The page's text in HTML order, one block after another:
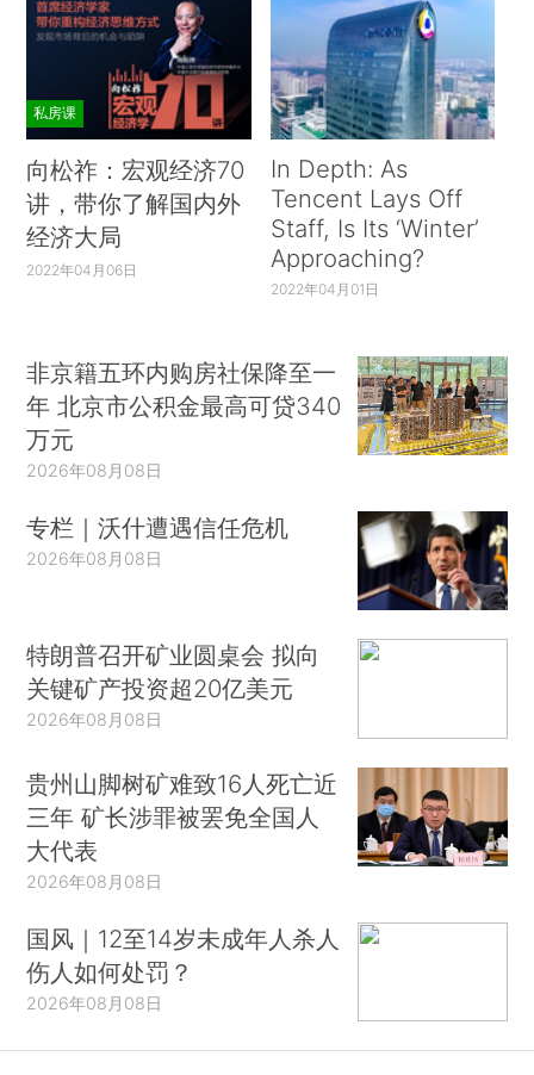
私房课
向松祚：宏观经济70
讲，带你了解国内外
经济大局
2022年04月06日
In Depth: As
Tencent Lays Off
Staff, Is Its ‘Winter’
Approaching?
2022年04月01日
非京籍五环内购房社保降至一
年 北京市公积金最高可贷340
万元
2026年08月08日
专栏｜沃什遭遇信任危机
2026年08月08日
特朗普召开矿业圆桌会 拟向
关键矿产投资超20亿美元
2026年08月08日
贵州山脚树矿难致16人死亡近
三年 矿长涉罪被罢免全国人
大代表
2026年08月08日
国风｜12至14岁未成年人杀人
伤人如何处罚？
2026年08月08日